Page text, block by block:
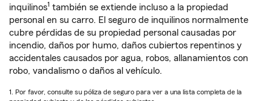
inquilinos1 también se extiende incluso a la propiedad
personal en su carro. El seguro de inquilinos normalmente
cubre pérdidas de su propiedad personal causadas por
incendio, daños por humo, daños cubiertos repentinos y
accidentales causados por agua, robos, allanamientos con
robo, vandalismo o daños al vehículo.
1. Por favor, consulte su póliza de seguro para ver a una lista completa de la